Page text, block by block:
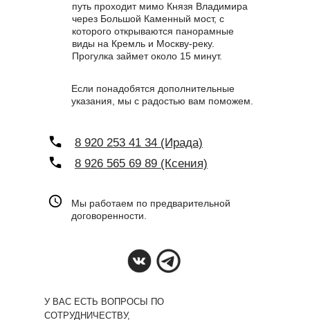
8 920 253 41 34 (Ирада)
8 926 565 69 89 (Ксения)
У ВАС ЕСТЬ ВОПРОСЫ ПО
СОТРУДНИЧЕСТВУ,
путь проходит мимо Князя Владимира
через Большой Каменный мост, с
которого открываются панорамные
виды на Кремль и Москву-реку.
Прогулка займет около 15 минут.
Если понадобятся дополнительные
указания, мы с радостью вам поможем.
Мы работаем по предварительной
договоренности.